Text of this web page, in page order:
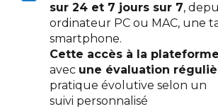
sur 24 et 7 jours sur 7,
ordinateur PC ou MAC, une
smartphone.
Cette accès à la
avec une évaluation
pratique évolutive selon un
suivi personnalisé